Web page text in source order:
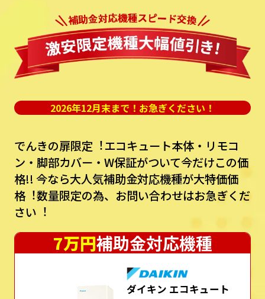
2026年12月末まで！お急ぎください！
でんきの扉限定︕エコキュート本体・リモコ
ン・脚部カバー・W保証がついて今だけこの価
格!! 今なら⼤⼈気補助⾦対応機種が⼤特価価
格︕数量限定の為、お問い合わせはお急ぎくだ
さい︕
7万円補助金対応機種
ダイキン エコキュート